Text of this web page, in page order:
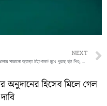
NEXT
থালায় সাজানো জ্যান্ত উইপোকা! মুখে পুরছে দুই শিশু, ভাইরাল উগান্ডার হৃদয়বিদারক ভিডিয়ো
অনুদানের হিসেব মিলে গেল